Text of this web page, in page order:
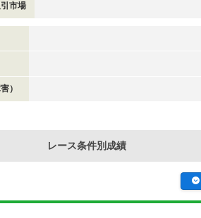
市場
）
レース条件別成績